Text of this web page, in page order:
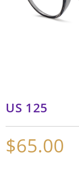
US 125
$65.00